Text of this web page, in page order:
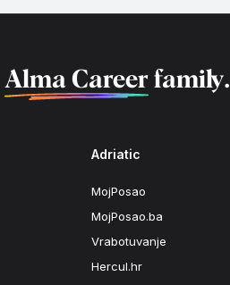
Alma Careerfamily.
Adriatic
MojPosao
MojPosao.ba
Vrabotuvanje
Hercul.hr